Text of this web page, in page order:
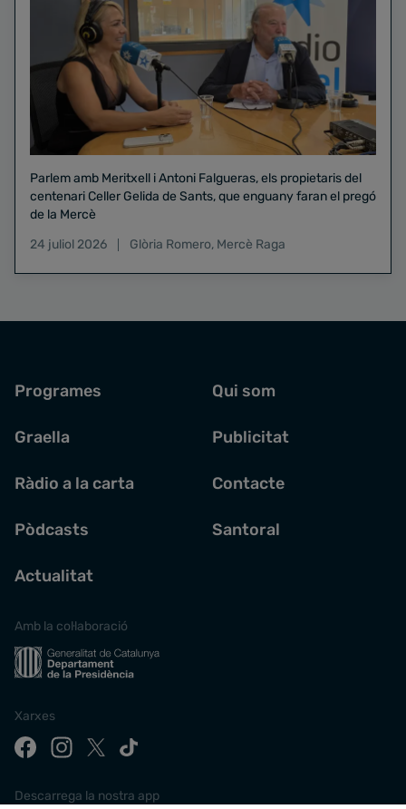
Parlem amb Meritxell i Antoni Falgueras, els propietaris del
centenari Celler Gelida de Sants, que enguany faran el pregó
de la Mercè
24 juliol 2026
Glòria Romero, Mercè Raga
Programes
Graella
Ràdio a la carta
Pòdcasts
Actualitat
Qui som
Publicitat
Contacte
Santoral
Amb la col·laboració
Xarxes
Descarrega la nostra app